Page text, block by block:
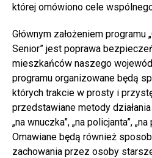
której omówiono cele
Głównym założeniem
Senior” jest poprawa
mieszkańców naszego
programu organizowane będą
których trakcie w prosty i
przedstawiane metody
„na wnuczka”, „na policjanta”,
Omawiane będą również
zachowania przez osoby